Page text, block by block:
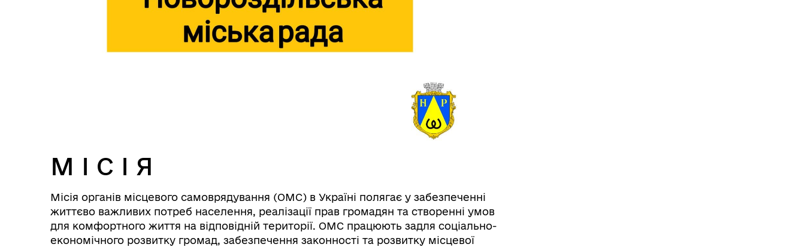
М І С І Я
Місія органів місцевого самоврядування (ОМС) в Україні полягає у забезпеченні
життєво важливих потреб населення, реалізації прав громадян та створенні умов
для комфортного життя на відповідній території. ОМС працюють задля соціально-
економічного розвитку громад, забезпечення законності та розвитку місцевої